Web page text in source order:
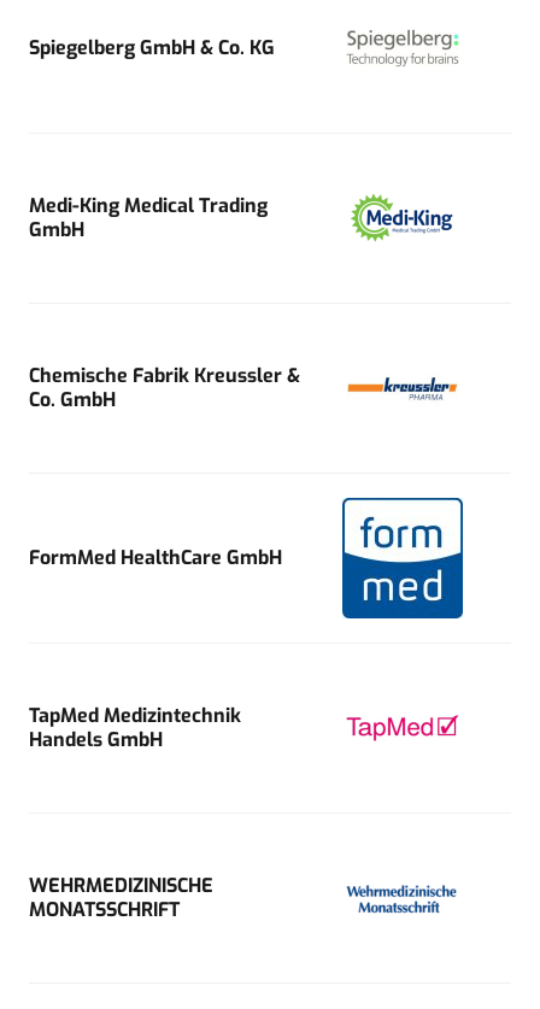
Spiegelberg GmbH & Co. KG
Medi-King Medical Trading
GmbH
Chemische Fabrik Kreussler &
Co. GmbH
FormMed HealthCare GmbH
TapMed Medizintechnik
Handels GmbH
WEHRMEDIZINISCHE
MONATSSCHRIFT